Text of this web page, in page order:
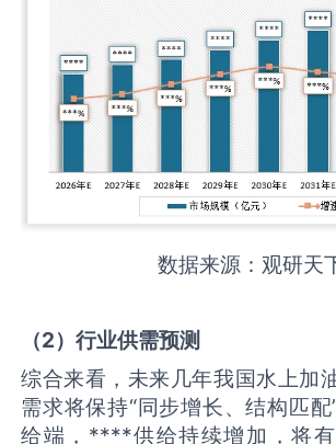
数据来源：观研天
（2）行业供需预测
综合来看，未来几年我国水上加
需求将保持“同步增长、结构匹
给端，****供给持续增加，将